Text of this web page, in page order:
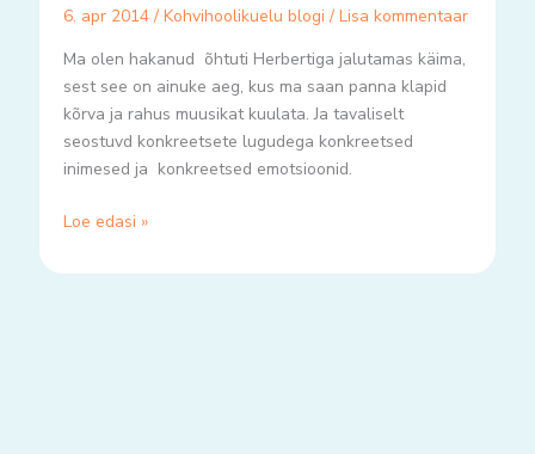
6. apr 2014 / Kohvihoolikuelu blogi / Lisa kommentaar
Ma olen hakanud õhtuti Herbertiga jalutamas käima,
sest see on ainuke aeg, kus ma saan panna klapid
kõrva ja rahus muusikat kuulata. Ja tavaliselt
seostuvd konkreetsete lugudega konkreetsed
inimesed ja konkreetsed emotsioonid.
Loe edasi »